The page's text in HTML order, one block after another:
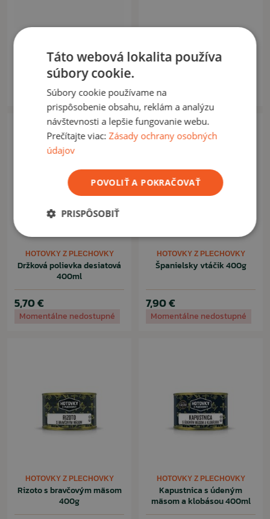
Chicken Tikka Masala 400g
Momentálne nedostupné
Kurací perkelt 400g
Momentálne nedostupné
HOTOVKY Z PLECHOVKY
Držková polievka desiatová
400ml
5,70 €
Momentálne nedostupné
HOTOVKY Z PLECHOVKY
Španielsky vtáčik 400g
7,90 €
Momentálne nedostupné
HOTOVKY Z PLECHOVKY
Rizoto s bravčovým mäsom
400g
HOTOVKY Z PLECHOVKY
Kapustnica s údeným
mäsom a klobásou 400ml
Táto webová lokalita používa
súbory cookie.
Súbory cookie používame na
prispôsobenie obsahu, reklám a analýzu
návštevnosti a lepšie fungovanie webu.
Prečítajte viac:Zásady ochrany osobných
údajov
POVOLIŤ A POKRAČOVAŤ
PRISPÔSOBIŤ